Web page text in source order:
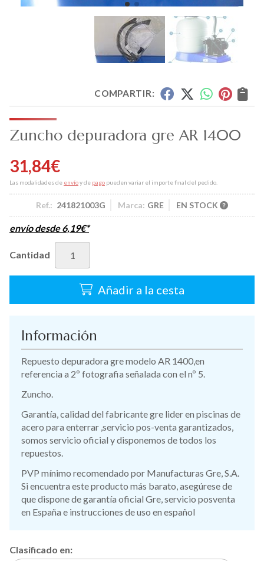
COMPARTIR:
Zuncho depuradora gre AR 1400
31,84€
Las modalidades de envíoy de pago pueden variar el importe final del pedido.
Ref.: 241821003G Marca: GRE EN STOCK
envío desde6,19€*
Cantidad
Añadir a la cesta
Información
Repuesto depuradora gre modelo AR 1400,en
referencia a 2º fotografia señalada con el nº 5.
Zuncho.
Garantía, calidad del fabricante gre lider en piscinas de
acero para enterrar ,servicio pos-venta garantizados,
somos servicio oficial y disponemos de todos los
repuestos.
PVP mínimo recomendado por Manufacturas Gre, S.A.
Si encuentra este producto más barato, asegúrese de
que dispone de garantía oficial Gre, servicio posventa
en España e instrucciones de uso en español
Clasificado en: